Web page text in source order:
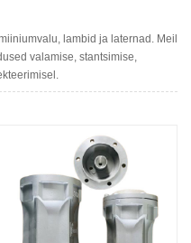
lambid ja laternad. Meil
valamise, stantsimise,